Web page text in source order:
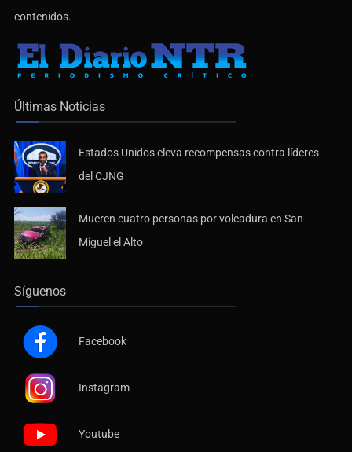
contenidos.
Últimas Noticias
Estados Unidos eleva recompensas contra líderes
del CJNG
Mueren cuatro personas por volcadura en San
Miguel el Alto
Síguenos
Facebook
Instagram
Youtube